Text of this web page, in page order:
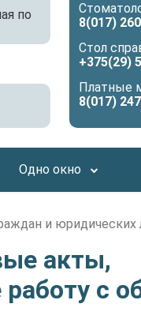
по
8(017)
Стол
+375(29)
Платные
8(017)
Одно окно
и юридических
акты,
с